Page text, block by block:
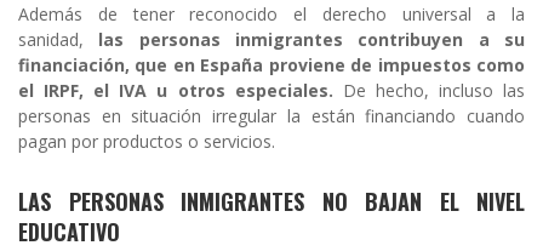
Además de tener reconocido el derecho universal a la
sanidad, las personas inmigrantes contribuyen a su
financiación, que en España proviene de impuestos como
el IRPF, el IVA u otros especiales. De hecho, incluso las
personas en situación irregular la están financiando cuando
pagan por productos o servicios.
LAS PERSONAS INMIGRANTES NO BAJAN EL NIVEL
EDUCATIVO